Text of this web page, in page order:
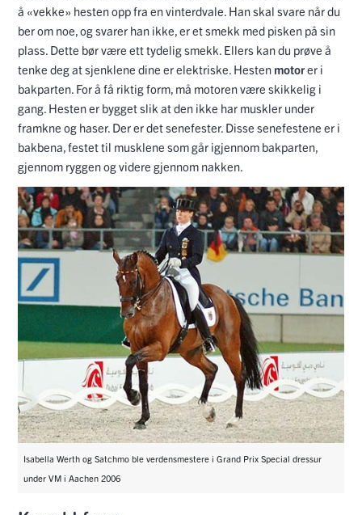
å «vekke» hesten opp fra en vinterdvale. Han skal svare når du
ber om noe, og svarer han ikke, er et smekk med pisken på sin
plass. Dette bør være ett tydelig smekk. Ellers kan du prøve å
tenke deg at sjenklene dine er elektriske. Hesten motorer i
bakparten. For å få riktig form, må motoren være skikkelig i
gang. Hesten er bygget slik at den ikke har muskler under
framkne og haser. Der er det senefester. Disse senefestene er i
bakbena, festet til musklene som går igjennom bakparten,
gjennom ryggen og videre gjennom nakken.
Isabella Werth og Satchmo ble verdensmestere i Grand Prix Special dressur
under VM i Aachen 2006